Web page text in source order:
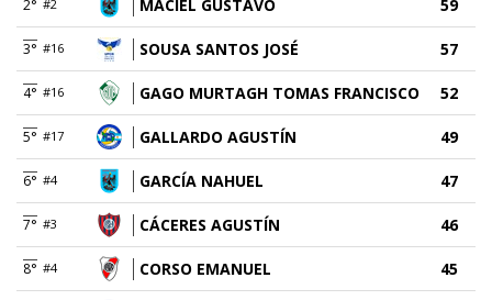
2° #2 MACIEL GUSTAVO 59
3° #16 SOUSA SANTOS JOSÉ 57
4° #16 GAGO MURTAGH TOMAS FRANCISCO 52
5° #17 GALLARDO AGUSTÍN 49
6° #4 GARCÍA NAHUEL 47
7° #3 CÁCERES AGUSTÍN 46
8° #4 CORSO EMANUEL 45